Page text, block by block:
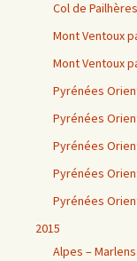
Col de
Mont Ventoux
Mont Ventoux
Pyrénées
Pyrénées
Pyrénées
Pyrénées
Pyrénées
2015
Alpes –